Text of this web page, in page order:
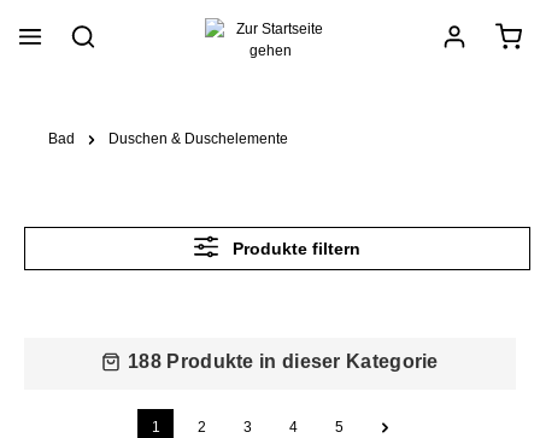
springen
Bad Duschen & Duschelemente
Produkte filtern
188 Produkte in dieser Kategorie
1 2 3 4 5